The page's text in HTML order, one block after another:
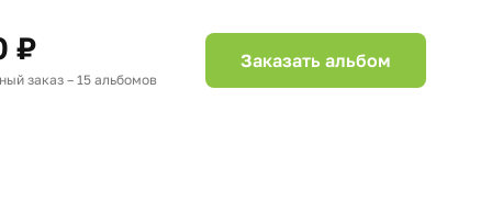
₽
заказ – 15 альбомов
Заказать альбом